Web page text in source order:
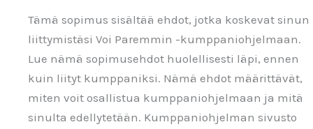
Tämä sopimus sisältää ehdot, jotka koskevat sinun
liittymistäsi Voi Paremmin -kumppaniohjelmaan.
Lue nämä sopimusehdot huolellisesti läpi, ennen
kuin liityt kumppaniksi. Nämä ehdot määrittävät,
miten voit osallistua kumppaniohjelmaan ja mitä
sinulta edellytetään. Kumppaniohjelman sivusto